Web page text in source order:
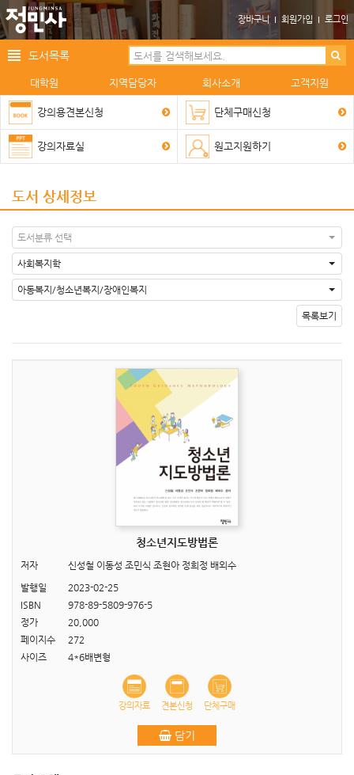
장바구니 회원가입 로그인
도서목록
대학원 지역담당자 회사소개 고객지원
강의용견본신청 단체구매신청
강의자료실 원고지원하기
도서 상세정보
도서분류 선택
사회복지학
아동복지/청소년복지/장애인복지
목록보기
청소년지도방법론
저자
신성철 이동성 조민식 조현아 정희정 배외수
발행일
2023-02-25
ISBN
978-89-5809-976-5
정가
20,000
페이지수
272
사이즈
4*6배변형
강의자료 견본신청 단체구매
담기